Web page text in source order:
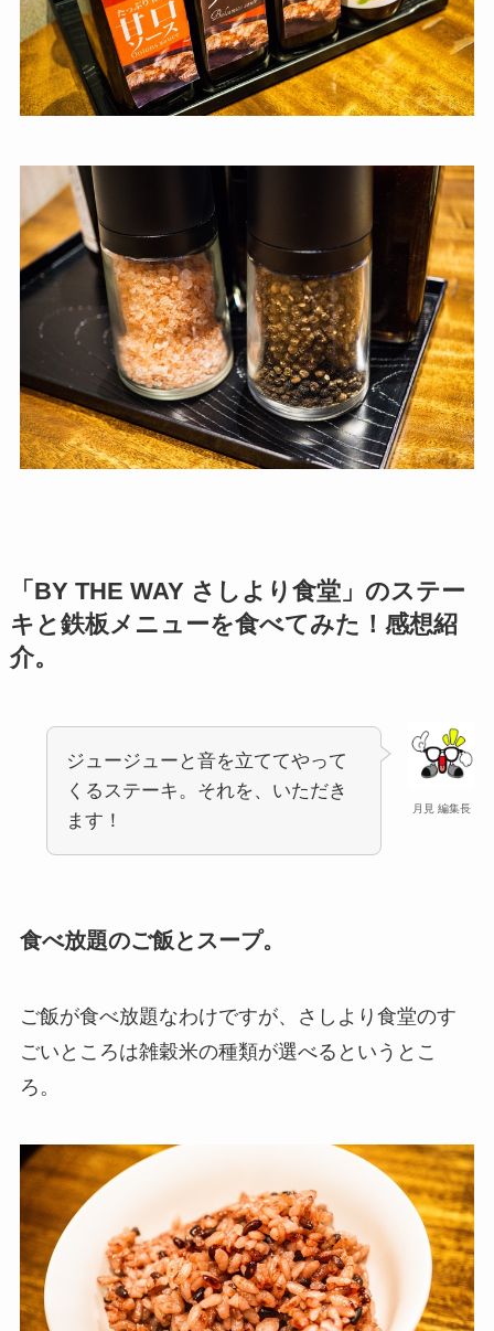
「BY THE WAY さしより食堂」のステー
キと鉄板メニューを食べてみた！感想紹
介。
月見 編集長
ジュージューと音を立ててやって
くるステーキ。それを、いただき
ます！
食べ放題のご飯とスープ。
ご飯が食べ放題なわけですが、さしより食堂のす
ごいところは雑穀米の種類が選べるというとこ
ろ。